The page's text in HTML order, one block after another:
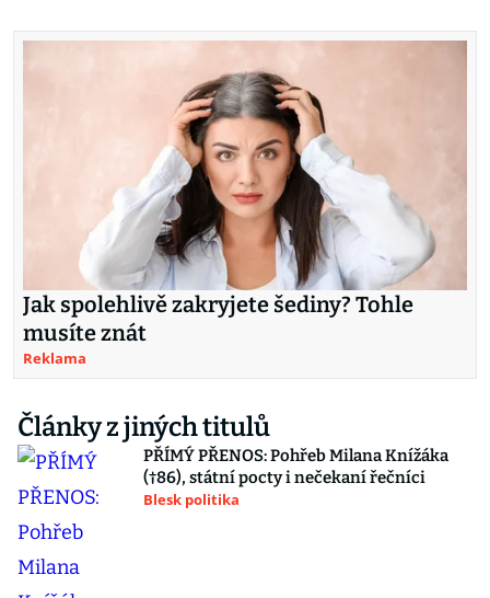
Jak spolehlivě zakryjete šediny? Tohle
musíte znát
Reklama
Články z jiných titulů
PŘÍMÝ PŘENOS: Pohřeb Milana Knížáka
(†86), státní pocty i nečekaní řečníci
Blesk politika